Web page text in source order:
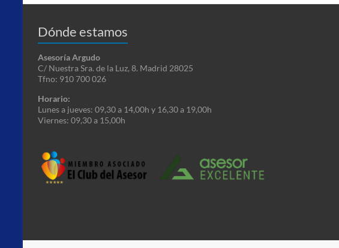
Dónde estamos
Asesoría Argudo
C/ Nuestra Sra. de la Luz, 8. Madrid 28025
Tfno: 910 700 026
Horario:
Lunes a jueves: 09,30 a 14,00h y 16,30 a 19,00h
Viernes: 09,30 a 15,00h